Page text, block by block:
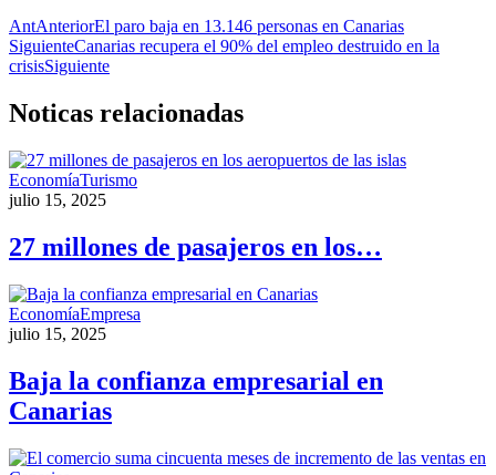
AntAnteriorEl paro baja en 13.146 personas en Canarias
SiguienteCanarias recupera el 90% del empleo destruido en la
crisisSiguiente
Noticas relacionadas
EconomíaTurismo
julio 15, 2025
27 millones de pasajeros en los…
EconomíaEmpresa
julio 15, 2025
Baja la confianza empresarial en
Canarias